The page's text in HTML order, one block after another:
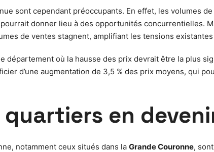
sont cependant préoccupants. En effet, les volumes
donner lieu à des opportunités concurrentielles.
de ventes stagnent, amplifiant les tensions
département où la hausse des prix devrait être la plus
d’une augmentation de 3,5 % des prix moyens, qui
quartiers en
notamment ceux situés dans la Grande Couronne,